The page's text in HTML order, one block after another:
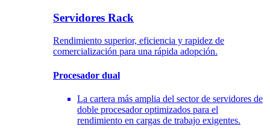
Servidores Rack
Rendimiento superior, eficiencia y rapidez de
comercialización para una rápida adopción.
Procesador dual
La cartera más amplia del sector de servidores de
doble procesador optimizados para el
rendimiento en cargas de trabajo exigentes.